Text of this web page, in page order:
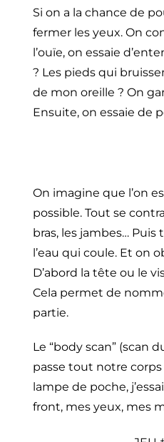
Si on a la chance de
fermer les yeux. On
l’ouïe, on essaie
? Les pieds qui
de mon oreille ? On
Ensuite, on essaie de
On imagine que l’on
possible. Tout se
bras, les jambes…
l’eau qui coule. Et on
D’abord la tête ou le
Cela permet de
partie.
Le “body scan” (scan
passe tout notre
lampe de poche,
front, mes yeux, mes